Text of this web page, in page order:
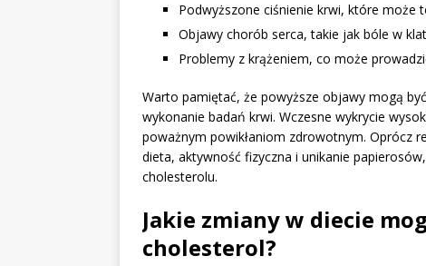
Podwyższone ciśnienie krwi, które
Objawy chorób serca, takie jak bóle w
Problemy z krążeniem, co może
Warto pamiętać, że powyższe objawy mogą
wykonanie badań krwi. Wczesne wykrycie
poważnym powikłaniom zdrowotnym. Oprócz
dieta, aktywność fizyczna i unikanie
cholesterolu.
Jakie zmiany w diecie
cholesterol?